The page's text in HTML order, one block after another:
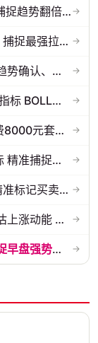
通达信〖DKXH多空信号〗主图指标 捕捉趋势翻倍牛股的最佳股票指标公式之... →
通达信小黄鱼副图/选股预警 吃肉密码 捕捉最强拉升段 源码 贴图 →
通达信〖量化加仓〗副图指标 侧重于趋势确认、量能配合与高低位反转信号... →
通达信BOLL通道突破主图副图和选股指标 BOLL通达突破追踪主力动向 源码... →
通达信【起爆擒龙决】某平台每年收费8000元套装 指标源码 无未来 →
通达信【金刀排序】竞价排序选股指标 精准捕捉强势首板 源码 贴图 →
通达信〖鹰眼AI+九天揽月〗主副图 精准标记买卖拐点 九维因子共振过滤杂... →
通达信〖潮汐动能〗双核多空副图 评估上涨动能 量化判断多空力量的强弱... →
通达信【轮回竞价排序】早盘竞价 捕捉早盘强势起爆点 副图排序 源码 贴... →